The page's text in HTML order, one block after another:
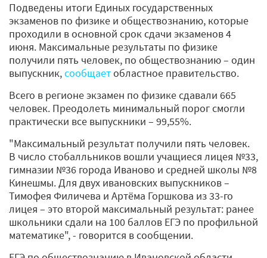
Подведены итоги Единых государственных
экзаменов по физике и обществознанию, которые
проходили в основной срок сдачи экзаменов 4
июня. Максимальные результаты по физике
получили пять человек, по обществознанию – один
выпускник,сообщаетобластное правительство.
Всего в регионе экзамен по физике сдавали 665
человек. Преодолеть минимальный порог смогли
практически все выпускники – 99,55%.
"Максимальный результат получили пять человек.
В число стобалльников вошли учащиеся лицея №33,
гимназии №36 города Иваново и средней школы №8
Кинешмы. Для двух ивановских выпускников –
Тимофея Филичева и Артёма Горшкова из 33-го
лицея – это второй максимальный результат: ранее
школьники сдали на 100 баллов ЕГЭ по профильной
математике", - говорится в сообщении.